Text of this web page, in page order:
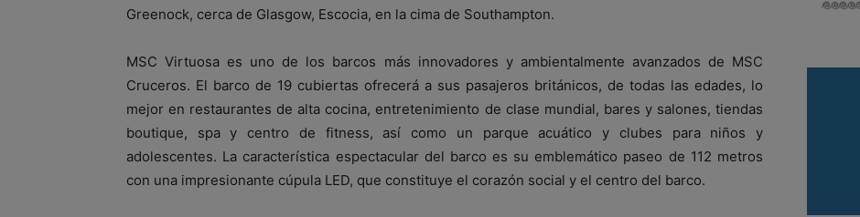
Greenock, cerca de Glasgow, Escocia, en la cima de Southampton.
MSC Virtuosa es uno de los barcos más innovadores y ambientalmente avanzados de MSC
Cruceros. El barco de 19 cubiertas ofrecerá a sus pasajeros británicos, de todas las edades, lo
mejor en restaurantes de alta cocina, entretenimiento de clase mundial, bares y salones, tiendas
boutique, spa y centro de fitness, así como un parque acuático y clubes para niños y
adolescentes. La característica espectacular del barco es su emblemático paseo de 112 metros
con una impresionante cúpula LED, que constituye el corazón social y el centro del barco.